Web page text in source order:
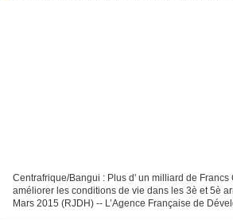
Centrafrique/Bangui : Plus d' un milliard de Francs
améliorer les conditions de vie dans les 3è et 5è
Mars 2015 (RJDH) -- L’Agence Française de